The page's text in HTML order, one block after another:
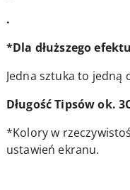
.
*Dla dłuższego
Jedna sztuka to jedną
Długość Tipsów ok.
*Kolory w
ustawień ekranu.